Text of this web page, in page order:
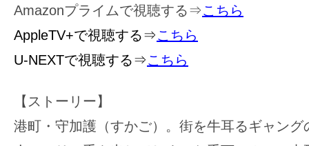
Amazonプライムで視聴する⇒こちら
AppleTV+で視聴する⇒こちら
U-NEXTで視聴する⇒こちら
【ストーリー】
港町・守加護（すかご）。街を牛耳るギャング